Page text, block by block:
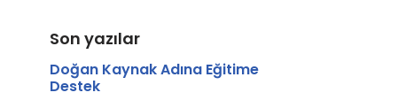
Son yazılar
Doğan Kaynak Adına Eğitime
Destek